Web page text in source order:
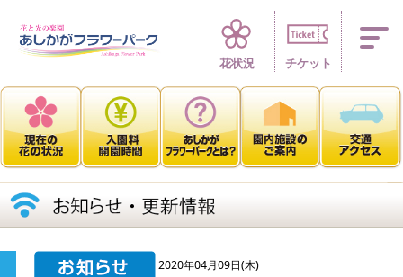
四季折々 花の
花状況 チケット
2020年04月09日(木)